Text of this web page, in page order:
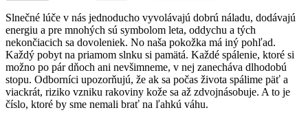
Slnečné lúče v nás jednoducho vyvolávajú dobrú náladu, dodávajú
energiu a pre mnohých sú symbolom leta, oddychu a tých
nekončiacich sa dovoleniek. No naša pokožka má iný pohľad.
Každý pobyt na priamom slnku si pamätá. Každé spálenie, ktoré si
možno po pár dňoch ani nevšimneme, v nej zanecháva dlhodobú
stopu. Odborníci upozorňujú, že ak sa počas života spálime päť a
viackrát, riziko vzniku rakoviny kože sa až zdvojnásobuje. A to je
číslo, ktoré by sme nemali brať na ľahkú váhu.